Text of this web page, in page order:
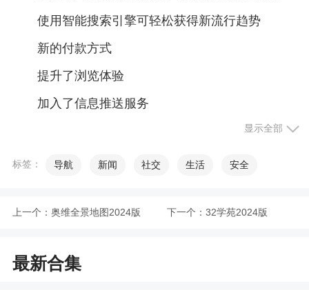
使用智能搜索引擎可轻松获得新流行趋势
新的付款方式
提升了浏览体验
加入了信息推送服务
改变了产品类别如何在平板设备上被查看
绍，成分/护养，发货/退货方式，尺寸对照表，以及
客服联系方式
显示全部
标签： 导航 新闻 社交 生活 安全
上一个： 奥维全景地图2024版 下一个： 32学苑2024版
最新合集